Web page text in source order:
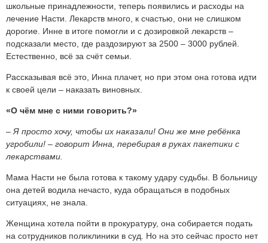
школьные принадлежности, теперь появились и расходы на
лечение Насти. Лекарств много, к счастью, они не слишком
дорогие. Инне в итоге помогли и с дозировкой лекарств –
подсказали место, где раздозируют за 2500 – 3000 рублей.
Естественно, всё за счёт семьи.
Рассказывая всё это, Инна плачет, но при этом она готова идти
к своей цели – наказать виновных.
«О чём мне с ними говорить?»
– Я просто хочу, чтобы их наказали! Они же мне ребёнка
угробили! – говорит Инна, перебирая в руках пакетики с
лекарствами.
Мама Насти не была готова к такому удару судьбы. В больницу
она детей водила нечасто, куда обращаться в подобных
ситуациях, не знала.
Женщина хотела пойти в прокуратуру, она собирается подать
на сотрудников поликлиники в суд. Но на это сейчас просто нет